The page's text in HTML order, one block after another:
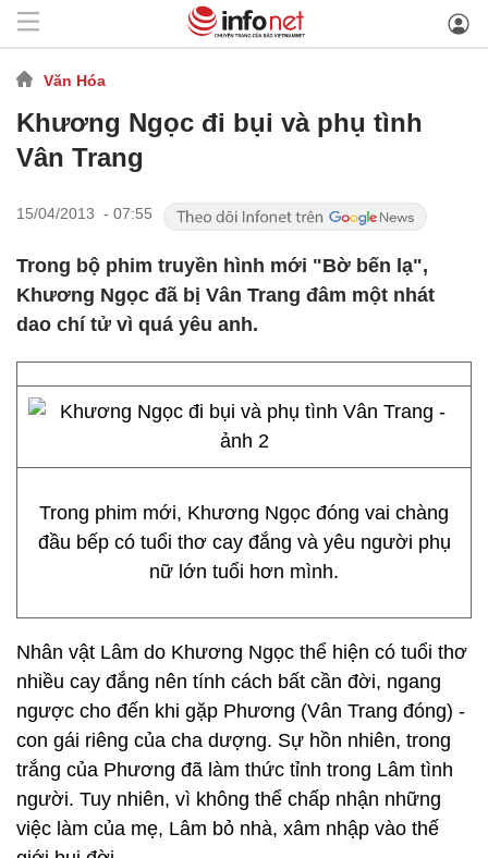
Văn Hóa
Khương Ngọc đi bụi và phụ tình
Vân Trang
15/04/2013 - 07:55
Trong bộ phim truyền hình mới "Bờ bến lạ",
Khương Ngọc đã bị Vân Trang đâm một nhát
dao chí tử vì quá yêu anh.
Trong phim mới, Khương Ngọc đóng vai chàng
đầu bếp có tuổi thơ cay đắng và yêu người phụ
nữ lớn tuổi hơn mình.
Nhân vật Lâm do Khương Ngọc thể hiện có tuổi thơ
nhiều cay đắng nên tính cách bất cần đời, ngang
ngược cho đến khi gặp Phương (Vân Trang đóng) -
con gái riêng của cha dượng. Sự hồn nhiên, trong
trắng của Phương đã làm thức tỉnh trong Lâm tình
người. Tuy nhiên, vì không thể chấp nhận những
việc làm của mẹ, Lâm bỏ nhà, xâm nhập vào thế